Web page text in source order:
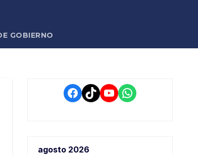
GOBIERNO
Facebook
TikTokYouTube
WhatsApp
agosto 2026